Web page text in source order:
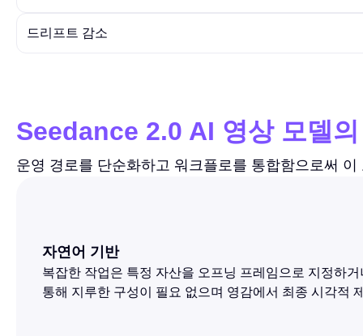
드리프트 감소
Seedance 2.0 AI 영상 모델
운영 경로를 단순화하고 워크플로를 통합함으로써
자연어 기반
복잡한 작업은 특정 자산을 오프닝 프레임으로 지정하
통해 지루한 구성이 필요 없으며 영감에서 최종 시각적